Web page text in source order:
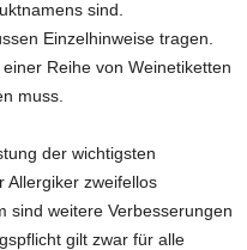
sind.
Einzelhinweise tragen.
Reihe von Weinetiketten
muss.
der wichtigsten
Allergiker zweifellos
sind weitere Verbesserungen
gilt zwar für alle